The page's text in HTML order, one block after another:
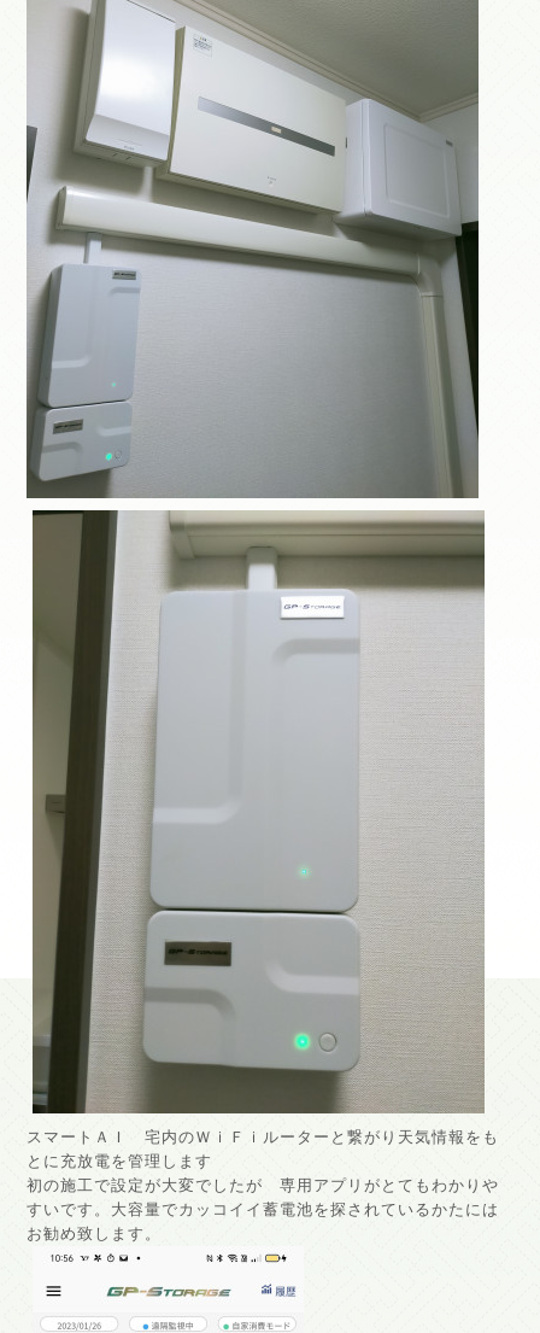
スマートＡＩ 宅内のＷｉＦｉルーターと繋がり天気情報をも
とに充放電を管理します
初の施工で設定が大変でしたが 専用アプリがとてもわかりや
すいです。大容量でカッコイイ蓄電池を探されているかたには
お勧め致します。